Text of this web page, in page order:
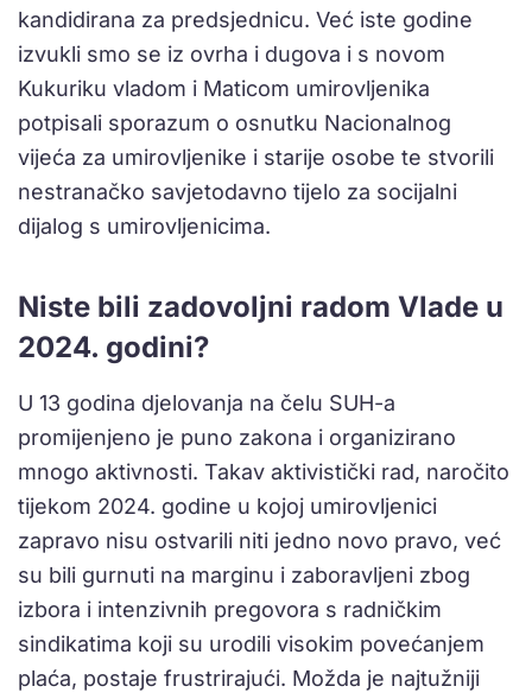
kandidirana za predsjednicu. Već iste godine
izvukli smo se iz ovrha i dugova i s novom
Kukuriku vladom i Maticom umirovljenika
potpisali sporazum o osnutku Nacionalnog
vijeća za umirovljenike i starije osobe te stvorili
nestranačko savjetodavno tijelo za socijalni
dijalog s umirovljenicima.
Niste bili zadovoljni radom Vlade u
2024. godini?
U 13 godina djelovanja na čelu SUH-a
promijenjeno je puno zakona i organizirano
mnogo aktivnosti. Takav aktivistički rad, naročito
tijekom 2024. godine u kojoj umirovljenici
zapravo nisu ostvarili niti jedno novo pravo, već
su bili gurnuti na marginu i zaboravljeni zbog
izbora i intenzivnih pregovora s radničkim
sindikatima koji su urodili visokim povećanjem
plaća, postaje frustrirajući. Možda je najtužniji